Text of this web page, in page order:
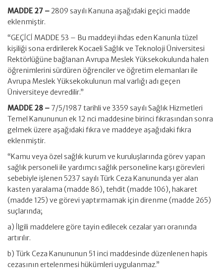
MADDE 27 –2809 sayılı Kanuna aşağıdaki geçici madde
eklenmiştir.
“GEÇİCİ MADDE 53 – Bu maddeyi ihdas eden Kanunla tüzel
kişiliği sona erdirilerek Kocaeli Sağlık ve Teknoloji Üniversitesi
Rektörlüğüne bağlanan Avrupa Meslek Yüksekokulunda halen
öğrenimlerini sürdüren öğrenciler ve öğretim elemanları ile
Avrupa Meslek Yüksekokulunun mal varlığı adı geçen
Üniversiteye devredilir.”
MADDE 28 – 7/5/1987 tarihli ve 3359 sayılı Sağlık Hizmetleri
Temel Kanununun ek 12 nci maddesine birinci fıkrasından sonra
gelmek üzere aşağıdaki fıkra ve maddeye aşağıdaki fıkra
eklenmiştir.
“Kamu veya özel sağlık kurum ve kuruluşlarında görev yapan
sağlık personeli ile yardımcı sağlık personeline karşı görevleri
sebebiyle işlenen 5237 sayılı Türk Ceza Kanununda yer alan
kasten yaralama (madde 86), tehdit (madde 106), hakaret
(madde 125) ve görevi yaptırmamak için direnme (madde 265)
suçlarında;
a) İlgili maddelere göre tayin edilecek cezalar yarı oranında
artırılır.
b) Türk Ceza Kanununun 51 inci maddesinde düzenlenen hapis
cezasının ertelenmesi hükümleri uygulanmaz.”